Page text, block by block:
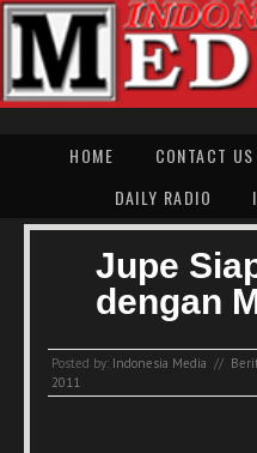
HOME CONTACT US
DAILY RADIO
Jupe
dengan
Posted by: Indonesia Media //
2011